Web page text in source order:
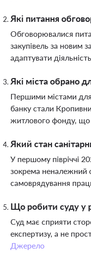
Які питання
Обговорювалися
закупівель за новим
адаптувати
Які міста обрано
Першими містами для
банку стали
житлового фонду, що
Який стан
У першому півріччі
зокрема неналежний
самоврядування
Що робити суду у
Суд має сприяти
експертизу, а не
Джерело